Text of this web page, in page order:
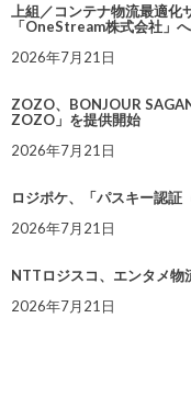
上組／コンテナ物流最適化
「OneStream株式会社」
2026年7月21日
ZOZO、BONJOUR
ZOZO」を提供開始
2026年7月21日
ロジポケ、「パスキー認証
2026年7月21日
NTTロジスコ、エンタメ
2026年7月21日